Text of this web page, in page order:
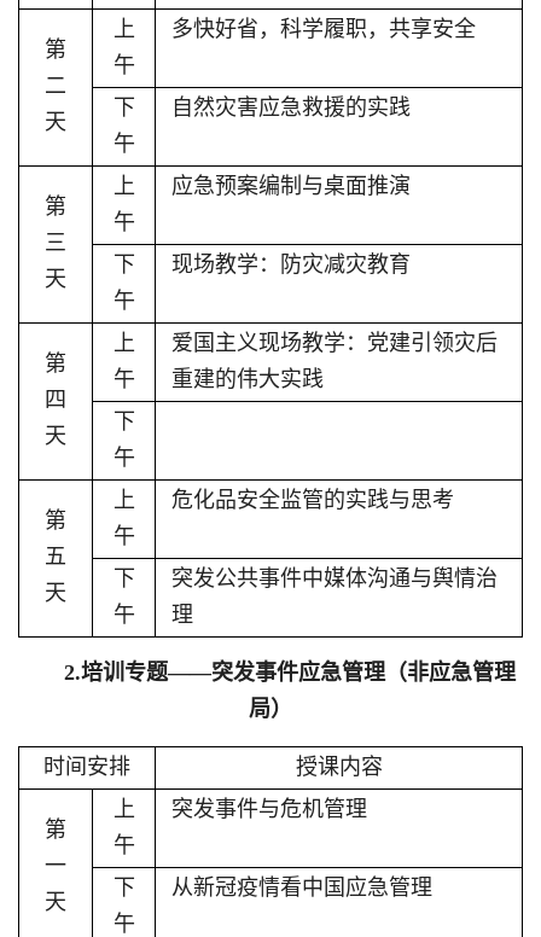
第
二
天
上
午
多快好省，科学履职，共享安全
下
午
自然灾害应急救援的实践
第
三
天
上
午
应急预案编制与桌面推演
下
午
现场教学：防灾减灾教育
第
四
天
上
午
爱国主义现场教学：党建引领灾后
重建的伟大实践
下
午
第
五
天
上
午
危化品安全监管的实践与思考
下
午
突发公共事件中媒体沟通与舆情治
理
2.培训专题——突发事件应急管理（非应急管理
局）
时间安排 授课内容
第
一
天
上
午
突发事件与危机管理
下
午
从新冠疫情看中国应急管理